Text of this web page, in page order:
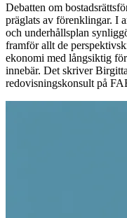
Debatten om
präglats av förenklingar. I
och underhållsplan
framför allt de
ekonomi med långsiktig
innebär. Det skriver
redovisningskonsult på